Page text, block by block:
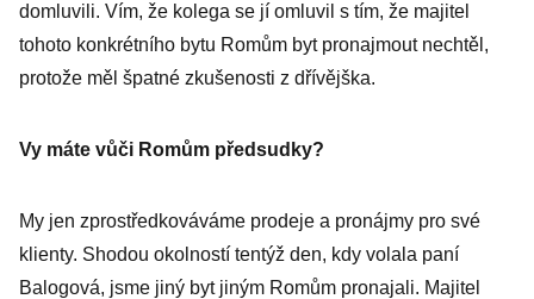
domluvili. Vím, že kolega se jí omluvil s tím, že majitel
tohoto konkrétního bytu Romům byt pronajmout nechtěl,
protože měl špatné zkušenosti z dřívějška.
Vy máte vůči Romům před­sudky?
My jen zprostředkováváme prodeje a pronájmy pro své
klienty. Shodou okolností tentýž den, kdy volala paní
Balogová, jsme jiný byt jiným Romům pronajali. Majitel